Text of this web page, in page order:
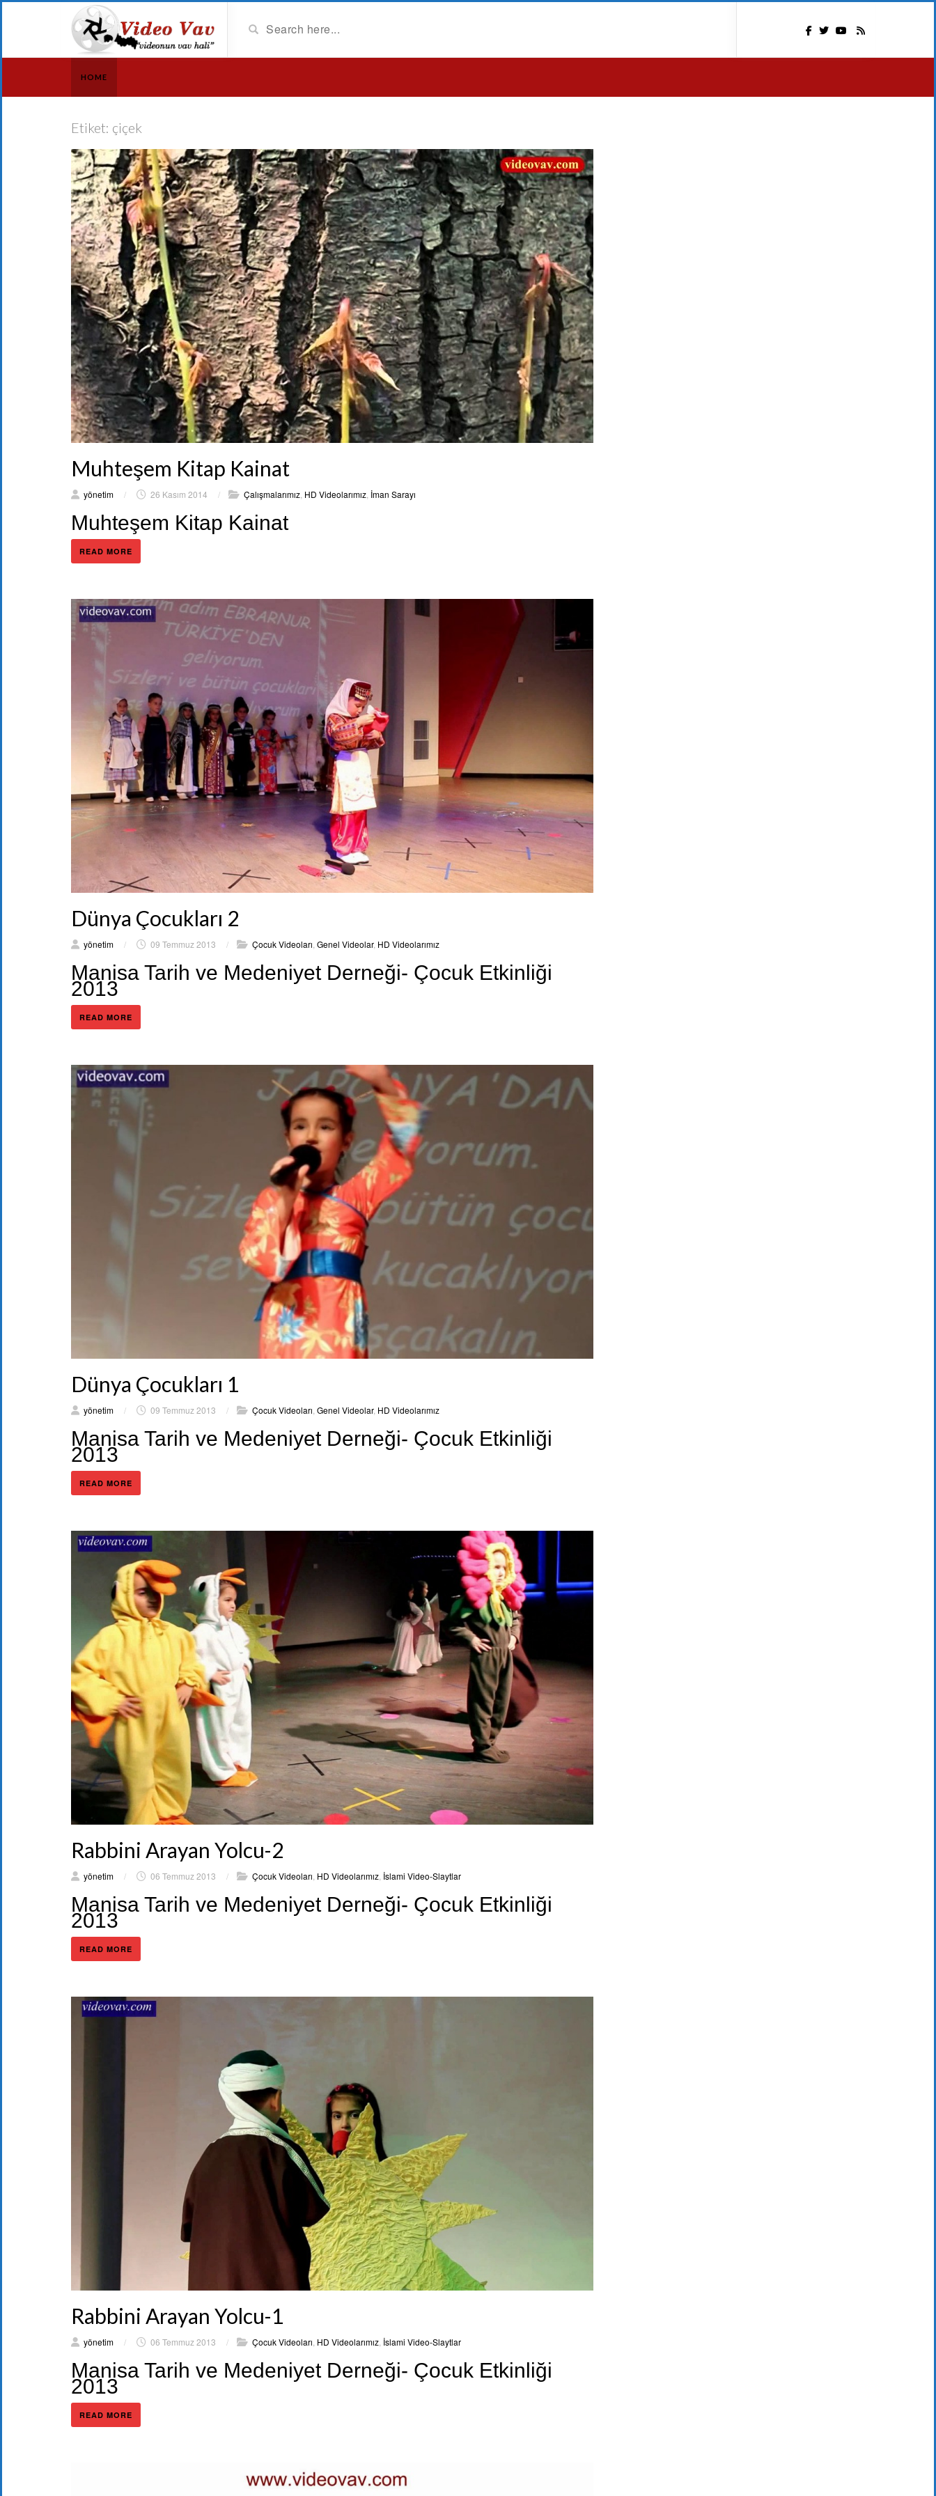
HOME
Etiket: çiçek
Muhteşem Kitap Kainat
yönetim / 26 Kasım 2014 / Çalışmalarımız HD Videolarımız İman Sarayı
Muhteşem Kitap Kainat
READ MORE
Dünya Çocukları 2
yönetim / 09 Temmuz 2013 / Çocuk Videoları Genel Videolar, HD Videolarımız
Manisa Tarih ve Medeniyet Derneği- Çocuk Etkinliği
2013
READ MORE
Dünya Çocukları 1
yönetim / 09 Temmuz 2013 / Çocuk Videoları Genel Videolar, HD Videolarımız
Manisa Tarih ve Medeniyet Derneği- Çocuk Etkinliği
2013
READ MORE
Rabbini Arayan Yolcu-2
yönetim / 06 Temmuz 2013 / Çocuk Videoları HD Videolarımız İslami Video-Slaytlar
Manisa Tarih ve Medeniyet Derneği- Çocuk Etkinliği
2013
READ MORE
Rabbini Arayan Yolcu-1
yönetim / 06 Temmuz 2013 / Çocuk Videoları HD Videolarımız İslami Video-Slaytlar
Manisa Tarih ve Medeniyet Derneği- Çocuk Etkinliği
2013
READ MORE